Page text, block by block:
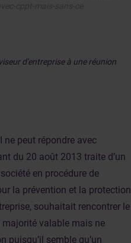
cppt-mais-sans-ce
d'entreprise à une réunion
ne peut répondre avec
du 20 août 2013 traite d’un
en procédure de
la prévention et la protection
souhaitait rencontrer le
majorité valable mais ne
puisqu’il semble qu’un